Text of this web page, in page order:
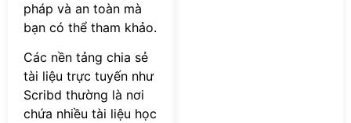
pháp và an toàn mà
bạn có thể tham khảo.
Các nền tảng chia sẻ
tài liệu trực tuyến như
Scribd thường là nơi
chứa nhiều tài liệu học